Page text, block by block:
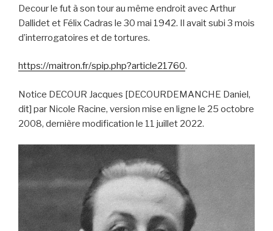
Decour le fut à son tour au même endroit avec Arthur
Dallidet et Félix Cadras le 30 mai 1942. Il avait subi 3 mois
d’interrogatoires et de tortures.
https://maitron.fr/spip.php?article21760.
Notice DECOUR Jacques [DECOURDEMANCHE Daniel,
dit] par Nicole Racine, version mise en ligne le 25 octobre
2008, dernière modification le 11 juillet 2022.